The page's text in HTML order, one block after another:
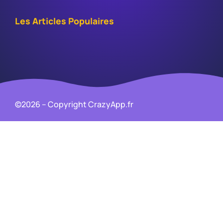
Les Articles Populaires
©2026 – Copyright CrazyApp.fr